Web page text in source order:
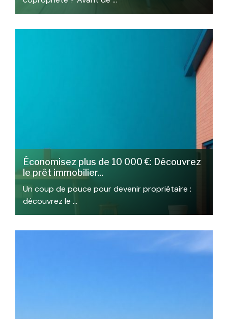
Économisez plus de 10 000 €: Découvrez
le prêt immobilier...
Un coup de pouce pour devenir propriétaire :
découvrez le …